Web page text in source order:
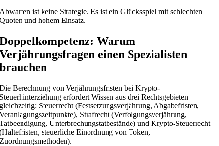
Abwarten ist keine Strategie. Es ist ein Glücksspiel mit schlechten
Quoten und hohem Einsatz.
Doppelkompetenz: Warum
Verjährungsfragen einen Spezialisten
brauchen
Die Berechnung von Verjährungsfristen bei Krypto-
Steuerhinterziehung erfordert Wissen aus drei Rechtsgebieten
gleichzeitig: Steuerrecht (Festsetzungsverjährung, Abgabefristen,
Veranlagungszeitpunkte), Strafrecht (Verfolgungsverjährung,
Tatbeendigung, Unterbrechungstatbestände) und Krypto-Steuerrecht
(Haltefristen, steuerliche Einordnung von Token,
Zuordnungsmethoden).